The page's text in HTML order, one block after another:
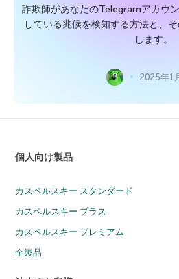
詐欺師があなたのTelegramアカウ
している兆候を検知する方法と、
します。
2025年1
個人向け製品
カスペルスキー スタンダード
カスペルスキー プラス
カスペルスキー プレミアム
全製品